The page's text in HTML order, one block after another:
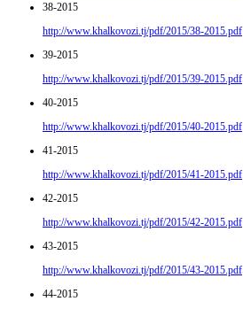
38-2015
http://www.khalkovozi.tj/pdf/2015/38-2015.pdf
39-2015
http://www.khalkovozi.tj/pdf/2015/39-2015.pdf
40-2015
http://www.khalkovozi.tj/pdf/2015/40-2015.pdf
41-2015
http://www.khalkovozi.tj/pdf/2015/41-2015.pdf
42-2015
http://www.khalkovozi.tj/pdf/2015/42-2015.pdf
43-2015
http://www.khalkovozi.tj/pdf/2015/43-2015.pdf
44-2015